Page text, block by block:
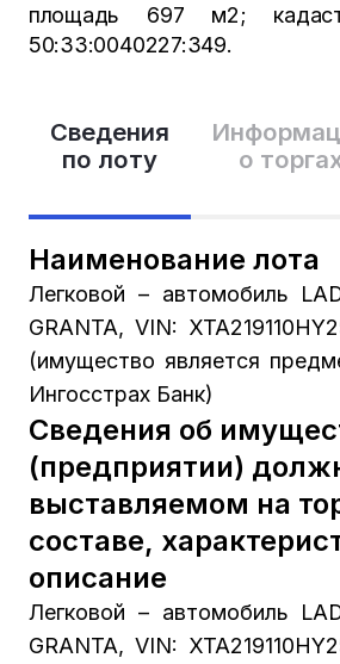
Сведения
по лоту
о
Наименование лота
Легковой – автомобиль
GRANTA, VIN:
(имущество является
Ингосстрах Банк)
Сведения об
(предприятии)
выставляемом на
составе,
описание
Легковой – автомобиль
GRANTA, VIN:
площадь 697 м2;
50:33:0040227:349.